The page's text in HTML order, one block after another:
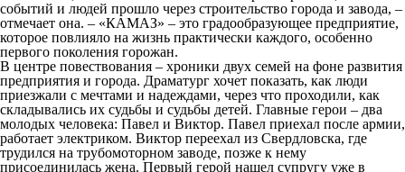
событий и людей прошло через строительство города и завода, –
отмечает она. – «КАМАЗ» – это градообразующее предприятие,
которое повлияло на жизнь практически каждого, особенно
первого поколения горожан.
В центре повествования – хроники двух семей на фоне развития
предприятия и города. Драматург хочет показать, как люди
приезжали с мечтами и надеждами, через что проходили, как
складывались их судьбы и судьбы детей. Главные герои – два
молодых человека: Павел и Виктор. Павел приехал после армии,
работает электриком. Виктор переехал из Свердловска, где
трудился на трубомоторном заводе, позже к нему
присоединилась жена. Первый герой нашел супругу уже в